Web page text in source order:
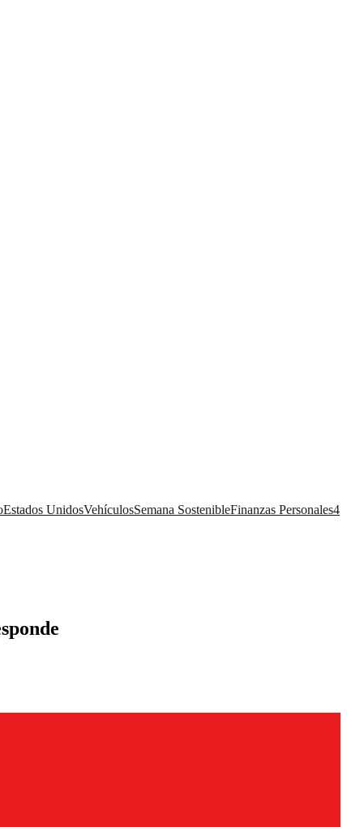
Estados UnidosVehículosSemana SostenibleFinanzas Personales4